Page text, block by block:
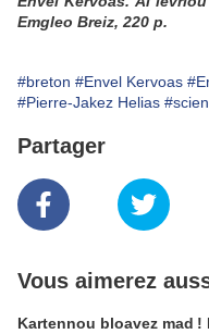
Emgleo Breiz, 220 p.
#breton #Envel Kervoas
#Pierre-Jakez Helias
Partager
Vous aimerez
Kartennou bloavez mad !